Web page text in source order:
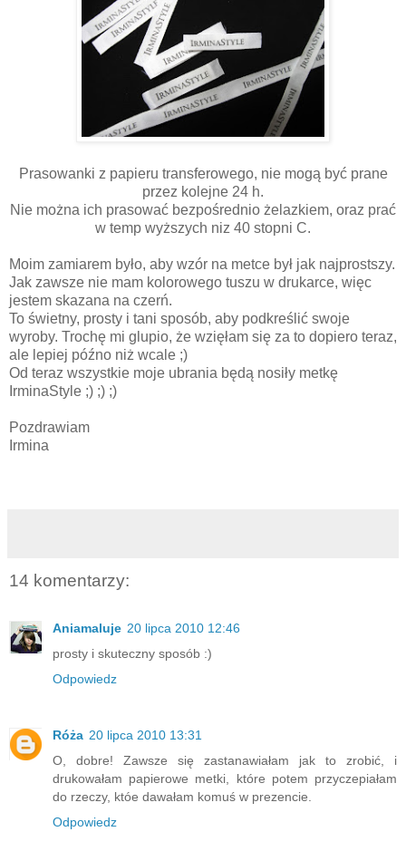
Prasowanki z papieru transferowego, nie mogą być prane
przez kolejne 24 h.
Nie można ich prasować bezpośrednio żelazkiem, oraz prać
w temp wyższych niz 40 stopni C.
Moim zamiarem było, aby wzór na metce był jak najprostszy.
Jak zawsze nie mam kolorowego tuszu w drukarce, więc
jestem skazana na czerń.
To świetny, prosty i tani sposób, aby podkreślić swoje
wyroby. Trochę mi glupio, że wzięłam się za to dopiero teraz,
ale lepiej późno niż wcale ;)
Od teraz wszystkie moje ubrania będą nosiły metkę
IrminaStyle ;) ;) ;)
Pozdrawiam
Irmina
14 komentarzy:
Aniamaluje 20 lipca 2010 12:46
prosty i skuteczny sposób :)
Odpowiedz
Róża 20 lipca 2010 13:31
O, dobre! Zawsze się zastanawiałam jak to zrobić, i
drukowałam papierowe metki, które potem przyczepiałam
do rzeczy, któe dawałam komuś w prezencie.
Odpowiedz